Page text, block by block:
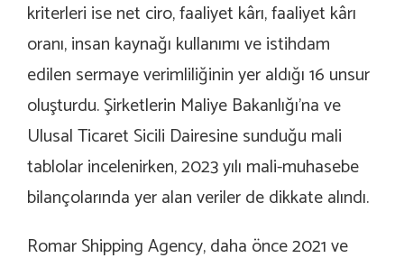
kriterleri ise net ciro, faaliyet kârı, faaliyet kârı
oranı, insan kaynağı kullanımı ve istihdam
edilen sermaye verimliliğinin yer aldığı 16 unsur
oluşturdu. Şirketlerin Maliye Bakanlığı’na ve
Ulusal Ticaret Sicili Dairesine sunduğu mali
tablolar incelenirken, 2023 yılı mali-muhasebe
bilançolarında yer alan veriler de dikkate alındı.
Romar Shipping Agency, daha önce 2021 ve